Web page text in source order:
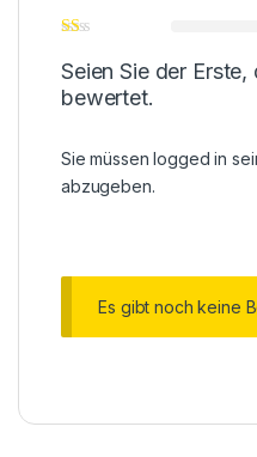
Seien Sie der Erste,
bewertet.
Sie müssenlogged in
abzugeben.
Es gibt noch keine